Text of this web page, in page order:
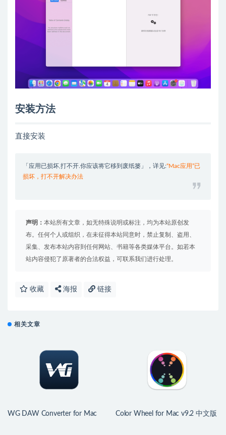
安装方法
直接安装
「应用已损坏,打不开.你应该将它移到废纸篓」，详见:“Mac应用”已
损坏，打不开解决办法
声明： 本站所有文章，如无特殊说明或标注，均为本站原创发
布。任何个人或组织，在未征得本站同意时，禁止复制、盗用、
采集、发布本站内容到任何网站、书籍等各类媒体平台。如若本
站内容侵犯了原著者的合法权益，可联系我们进行处理。
收藏 海报 链接
相关文章
WG DAW Converter for Mac
Color Wheel for Mac v9.2 中文版